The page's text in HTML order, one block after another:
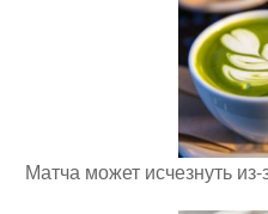
Матча может исчезнуть